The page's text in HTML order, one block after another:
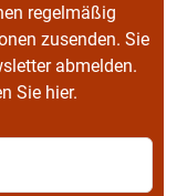
regelmäßig
zusenden. Sie
abmelden.
Sie hier.